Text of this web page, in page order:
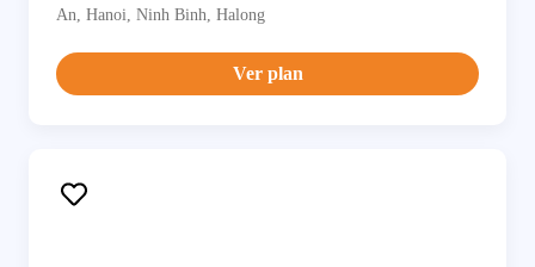
An, Hanoi, Ninh Binh, Halong
Ver plan